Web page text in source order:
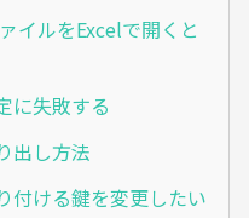
イルをExcelで開くと
に失敗する
出し方法
付ける鍵を変更したい